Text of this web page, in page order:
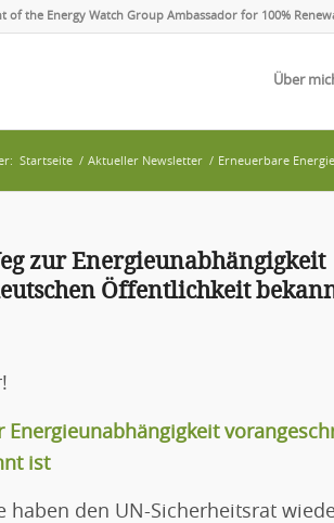
of the Energy Watch Group Ambassador for 100%
Über
Startseite / Aktueller Newsletter / Erneuerbare Energie
zur Energieunabhängigkeit
Öffentlichkeit
Energieunabhängigkeit
ist
haben den UN-Sicherheitsrat